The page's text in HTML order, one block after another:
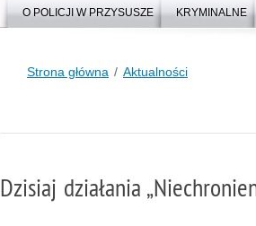
O POLICJI W PRZYSUSZE KRYMINALNE
Strona główna Aktualności
Dzisiaj działania